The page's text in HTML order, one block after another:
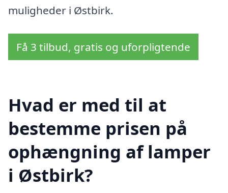
muligheder i Østbirk.
Få 3 tilbud, gratis og uforpligtende
Hvad er med til at
bestemme prisen på
ophængning af lamper
i Østbirk?